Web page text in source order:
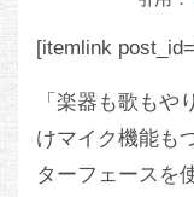
[itemlink
「楽器も歌も
けマイク機能も
ターフェースを